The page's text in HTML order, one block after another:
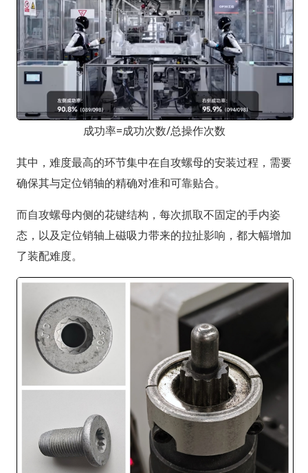
成功率=成功次数/总操作次数
其中，难度最高的环节集中在自攻螺母的安装过程，需要
确保其与定位销轴的精确对准和可靠贴合。
而自攻螺母内侧的花键结构，每次抓取不固定的手内姿
态，以及定位销轴上磁吸力带来的拉扯影响，都大幅增加
了装配难度。